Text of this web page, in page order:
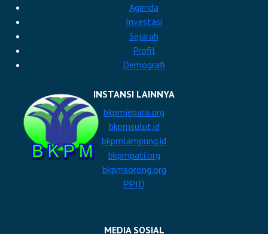
Agenda
Investasi
Sejarah
Profil
Demografi
INSTANSI LAINNYA
bkpmjepara.org
bkpmsulut.id
bkpmlampung.id
bkpmpati.org
bkpmsorong.org
PPID
MEDIA SOSIAL